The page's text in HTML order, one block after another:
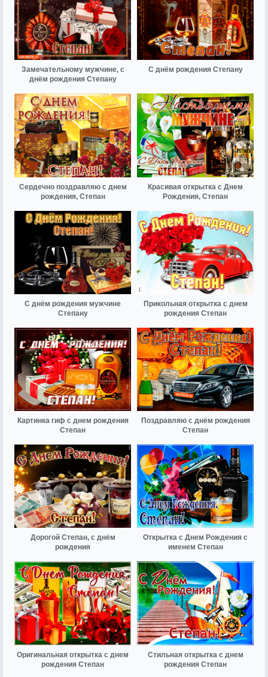
Замечательному мужчине, с
днём рождения Степану
С днём рождения Степану
Сердечно поздравляю с днем
рождения, Степан
Красивая открытка с Днем
Рождения, Степан
С днём рождения мужчине
Степану
Прикольная открытка с днем
рождения Степан
Картинка гиф с днем рождения
Степан
Поздравляю с днём рождения
Степан
Дорогой Степан, с днём
рождения
Открытка с Днем Рождения с
именем Степан
Оригинальная открытка с днем
рождения Степан
Стильная открытка с днем
рождения Степан